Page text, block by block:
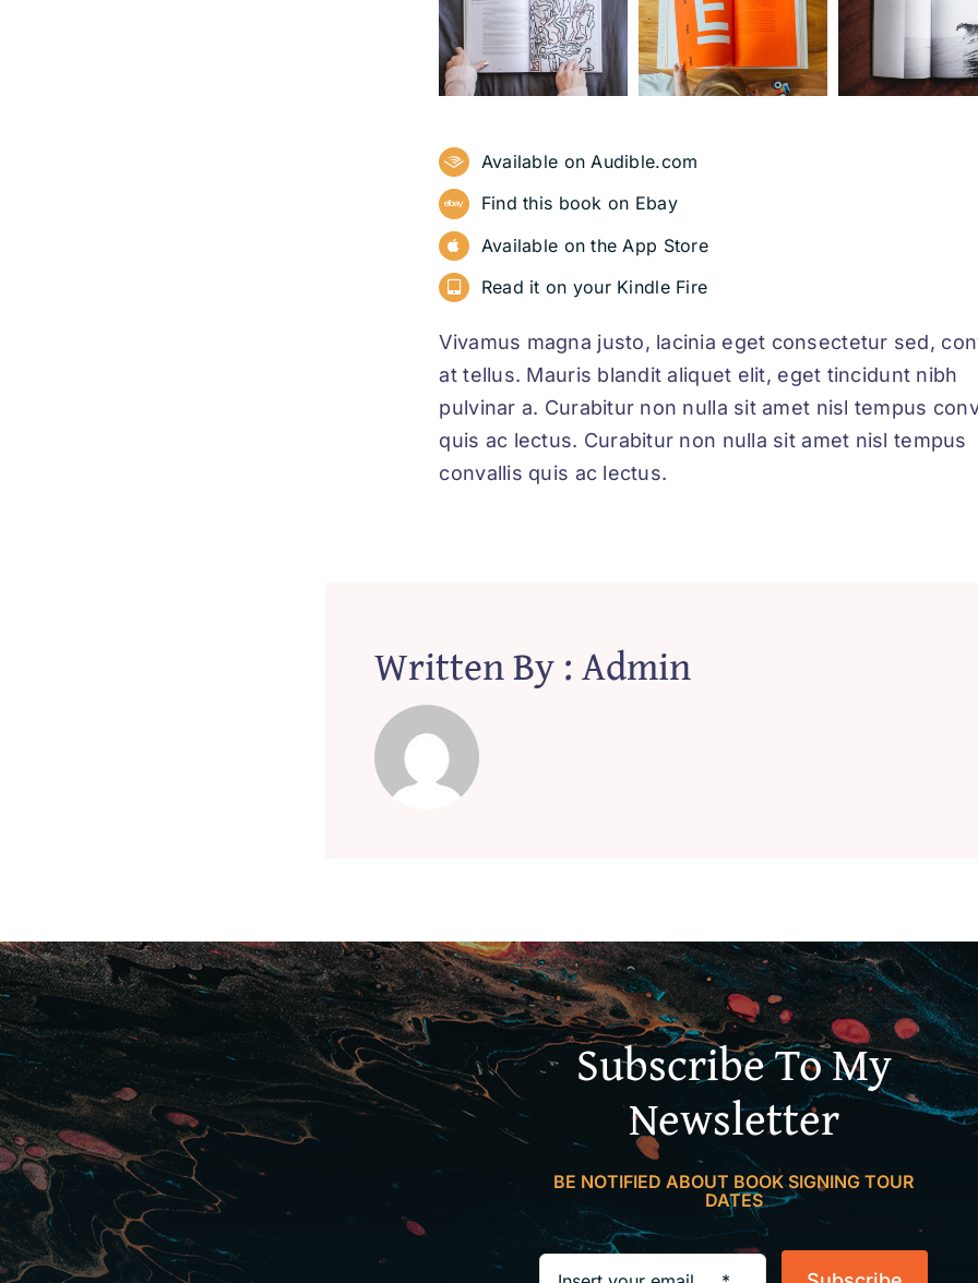
Available on Audible.com
Find this book on Ebay
Available on the App Store
Read it on your Kindle Fire
Vivamus magna justo, lacinia eget consectetur sed,
at tellus. Mauris blandit aliquet elit, eget tincidunt nibh
pulvinar a. Curabitur non nulla sit amet nisl tempus
quis ac lectus. Curabitur non nulla sit amet nisl tempus
convallis quis ac lectus.
Written By : Admin
Subscribe To My
Newsletter
BE NOTIFIED ABOUT BOOK SIGNING TOUR
DATES